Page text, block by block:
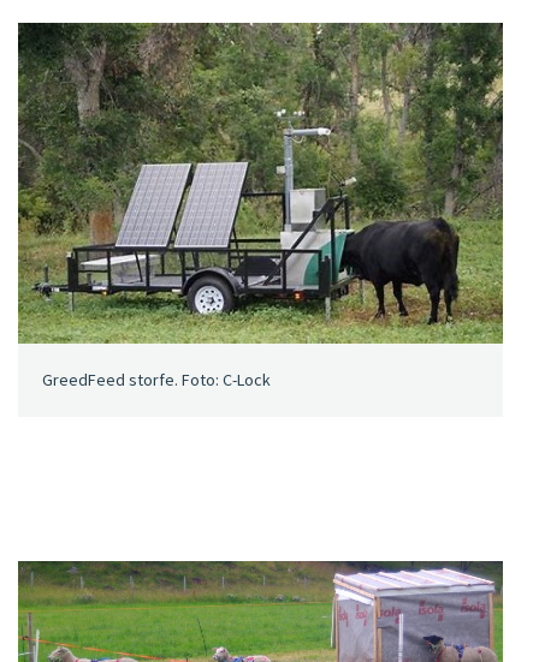
GreedFeed storfe. Foto: C-Lock